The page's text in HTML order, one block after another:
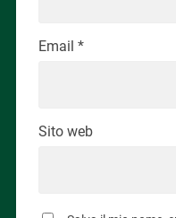
Email *
Sito web